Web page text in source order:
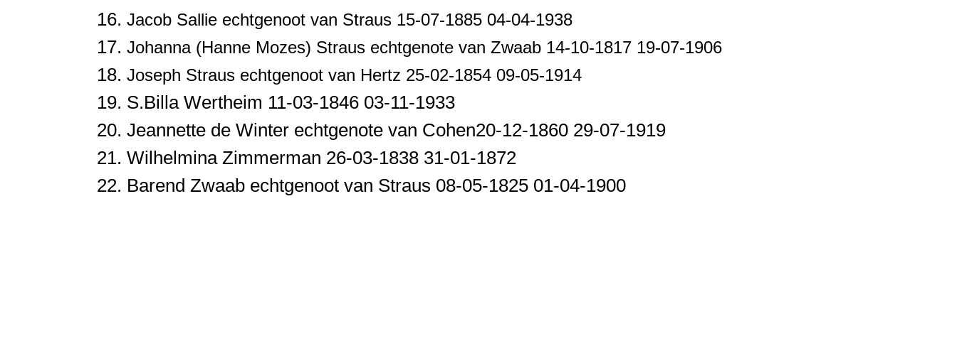
Jacob Sallie echtgenoot van Straus 15-07-1885 04-04-1938
Johanna (Hanne Mozes) Straus echtgenote van Zwaab 14-10-1817 19-07-1906
Joseph Straus echtgenoot van Hertz 25-02-1854 09-05-1914
S.Billa Wertheim 11-03-1846 03-11-1933
Jeannette de Winter echtgenote van Cohen20-12-1860 29-07-1919
Wilhelmina Zimmerman 26-03-1838 31-01-1872
Barend Zwaab echtgenoot van Straus 08-05-1825 01-04-1900